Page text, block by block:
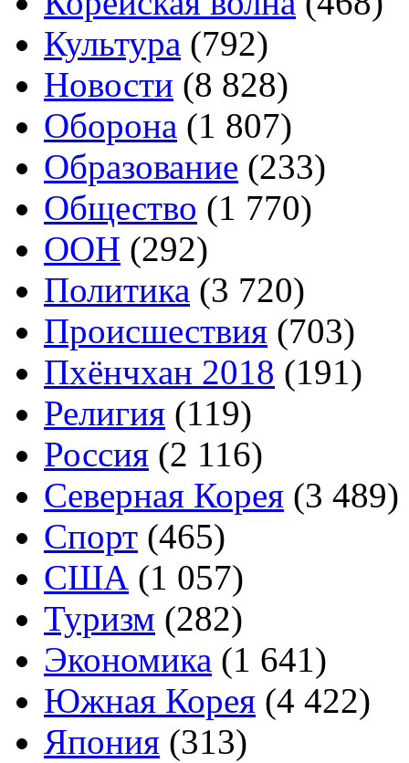
Культура (792)
Новости (8 828)
Оборона (1 807)
Образование (233)
Общество (1 770)
ООН (292)
Политика (3 720)
Происшествия (703)
Пхёнчхан 2018 (191)
Религия (119)
Россия (2 116)
Северная Корея (3 489)
Спорт (465)
США (1 057)
Туризм (282)
Экономика (1 641)
Южная Корея (4 422)
Япония (313)